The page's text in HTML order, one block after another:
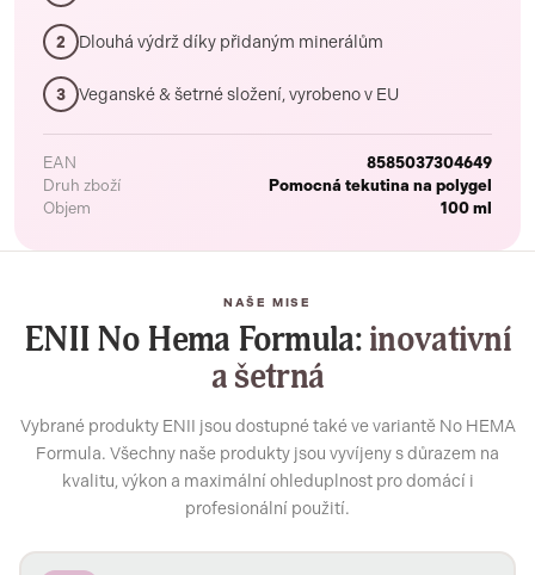
2 Dlouhá výdrž díky přidaným minerálům
3 Veganské & šetrné složení, vyrobeno v EU
EAN
8585037304649
Druh zboží
Pomocná tekutina na polygel
Objem
100 ml
NAŠE MISE
ENII No Hema Formula:inovativní
a šetrná
Vybrané produkty ENII jsou dostupné také ve variantě No HEMA
Formula. Všechny naše produkty jsou vyvíjeny s důrazem na
kvalitu, výkon a maximální ohleduplnost pro domácí i
profesionální použití.